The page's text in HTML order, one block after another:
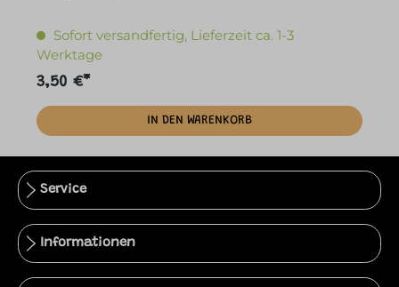
Sofort versandfertig, Lieferzeit ca. 1-3
Werktage
3,50 €*
IN DEN WARENKORB
Service
Informationen